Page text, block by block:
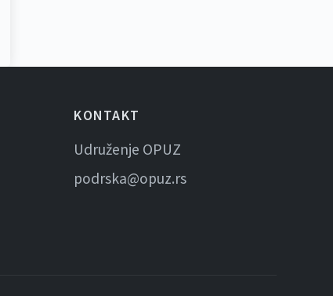
KONTAKT
Udruženje OPUZ
podrska@opuz.rs